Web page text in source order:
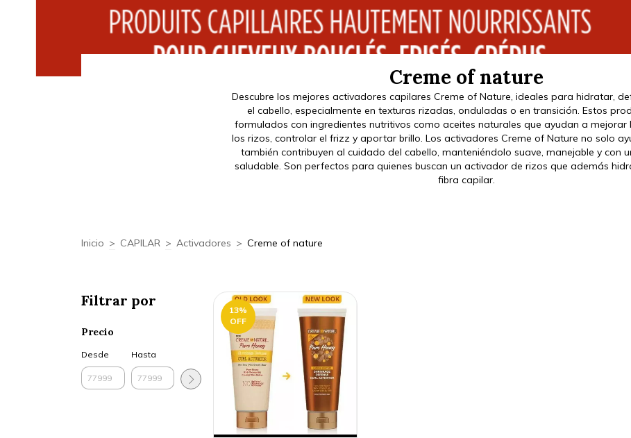
Creme of nature
Descubre los mejores activadores capilares Creme of Nature, ideales para hidratar,
el cabello, especialmente en texturas rizadas, onduladas o en transición. Estos
formulados con ingredientes nutritivos como aceites naturales que ayudan a mejorar
los rizos, controlar el frizz y aportar brillo. Los activadores Creme of Nature no solo
también contribuyen al cuidado del cabello, manteniéndolo suave, manejable y con
saludable. Son perfectos para quienes buscan un activador de rizos que además
fibra capilar.
Inicio > CAPILAR > Activadores > Creme of nature
Filtrar por
Precio
Desde Hasta
13%
OFF